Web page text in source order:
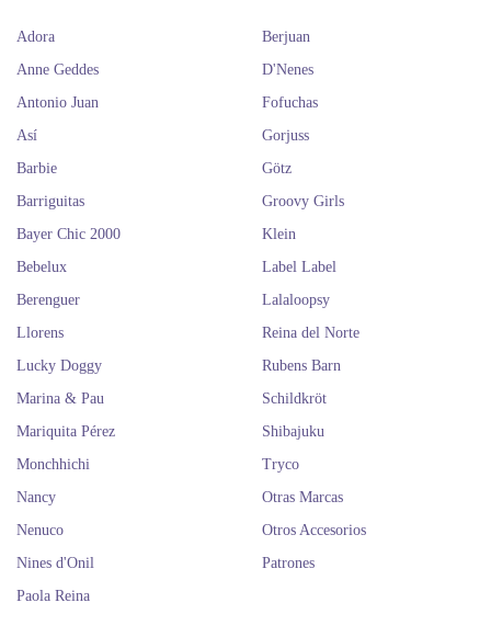
Adora
Anne Geddes
Antonio Juan
Así
Barbie
Barriguitas
Bayer Chic 2000
Bebelux
Berenguer
Berjuan
D'Nenes
Fofuchas
Gorjuss
Götz
Groovy Girls
Klein
Label Label
Lalaloopsy
Llorens
Lucky Doggy
Marina & Pau
Mariquita Pérez
Monchhichi
Nancy
Nenuco
Nines d'Onil
Paola Reina
Reina del Norte
Rubens Barn
Schildkröt
Shibajuku
Tryco
Otras Marcas
Otros Accesorios
Patrones